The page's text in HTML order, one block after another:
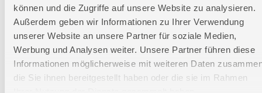
können und die Zugriffe auf unsere Website zu analysieren.
Außerdem geben wir Informationen zu Ihrer Verwendung
unserer Website an unsere Partner für soziale Medien,
Werbung und Analysen weiter. Unsere Partner führen diese
Informationen möglicherweise mit weiteren Daten
die Sie ihnen bereitgestellt haben oder die sie im Rahmen
Arbeitsfläche LxB:
600 x
1190
mm
Arbeitshöhe:
850 mm
Länge:
600 mm
Breite:
1.190